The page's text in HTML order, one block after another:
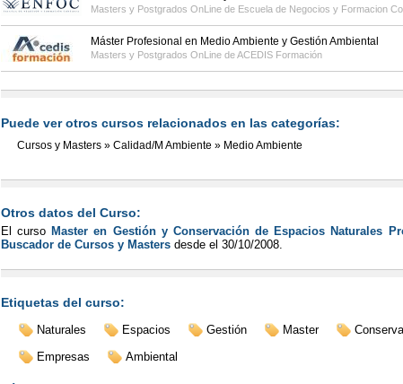
Masters y Postgrados OnLine de Escuela de Negocios y Formacion
Máster Profesional en Medio Ambiente y Gestión Ambiental
Masters y Postgrados OnLine deACEDIS Formación
Puede ver otros cursos relacionados en las categorías:
Cursos y Masters » Calidad/M Ambiente » Medio Ambiente
Otros datos del Curso:
El cursoMaster en Gestión y Conservación de Espacios Naturales
Buscador de Cursos y Masters desde el 30/10/2008
Etiquetas del curso:
Naturales Espacios Gestión Master
Empresas
Ambiental